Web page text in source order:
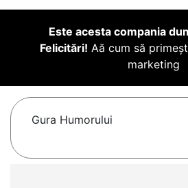
Este acesta compania
Felicitări! Aă cum să
marketing
Gura Humorului